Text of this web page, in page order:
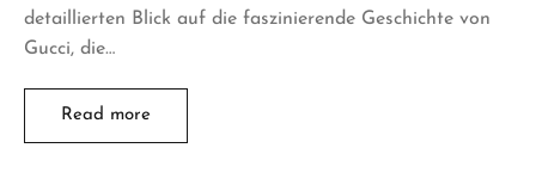
detaillierten Blick auf die faszinierende Geschichte von
Gucci, die…
Read more